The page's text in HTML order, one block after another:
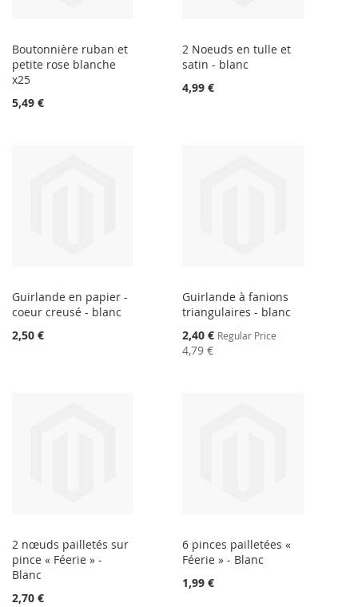
Boutonnière ruban et
petite rose blanche
x25
5,49 €
2 Noeuds en tulle et
satin - blanc
4,99 €
Guirlande en papier -
coeur creusé - blanc
2,50 €
Guirlande à fanions
triangulaires - blanc
Special
Price
2,40 € Regular Price
4,79 €
2 nœuds pailletés sur
pince « Féerie » -
Blanc
2,70 €
6 pinces pailletées «
Féerie » - Blanc
1,99 €